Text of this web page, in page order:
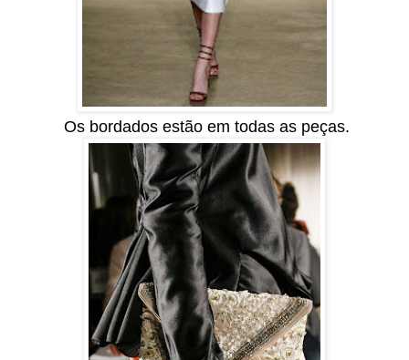
Os bordados estão em todas as peças.